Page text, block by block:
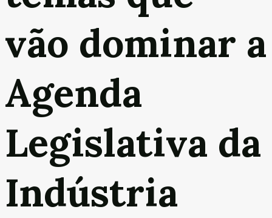
vão dominar a
Agenda
Legislativa da
Indústria